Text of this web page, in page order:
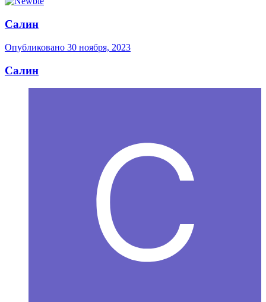
Салин
Опубликовано 30 ноября, 2023
Салин